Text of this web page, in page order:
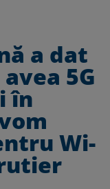
a dat
5G
în
Wi-